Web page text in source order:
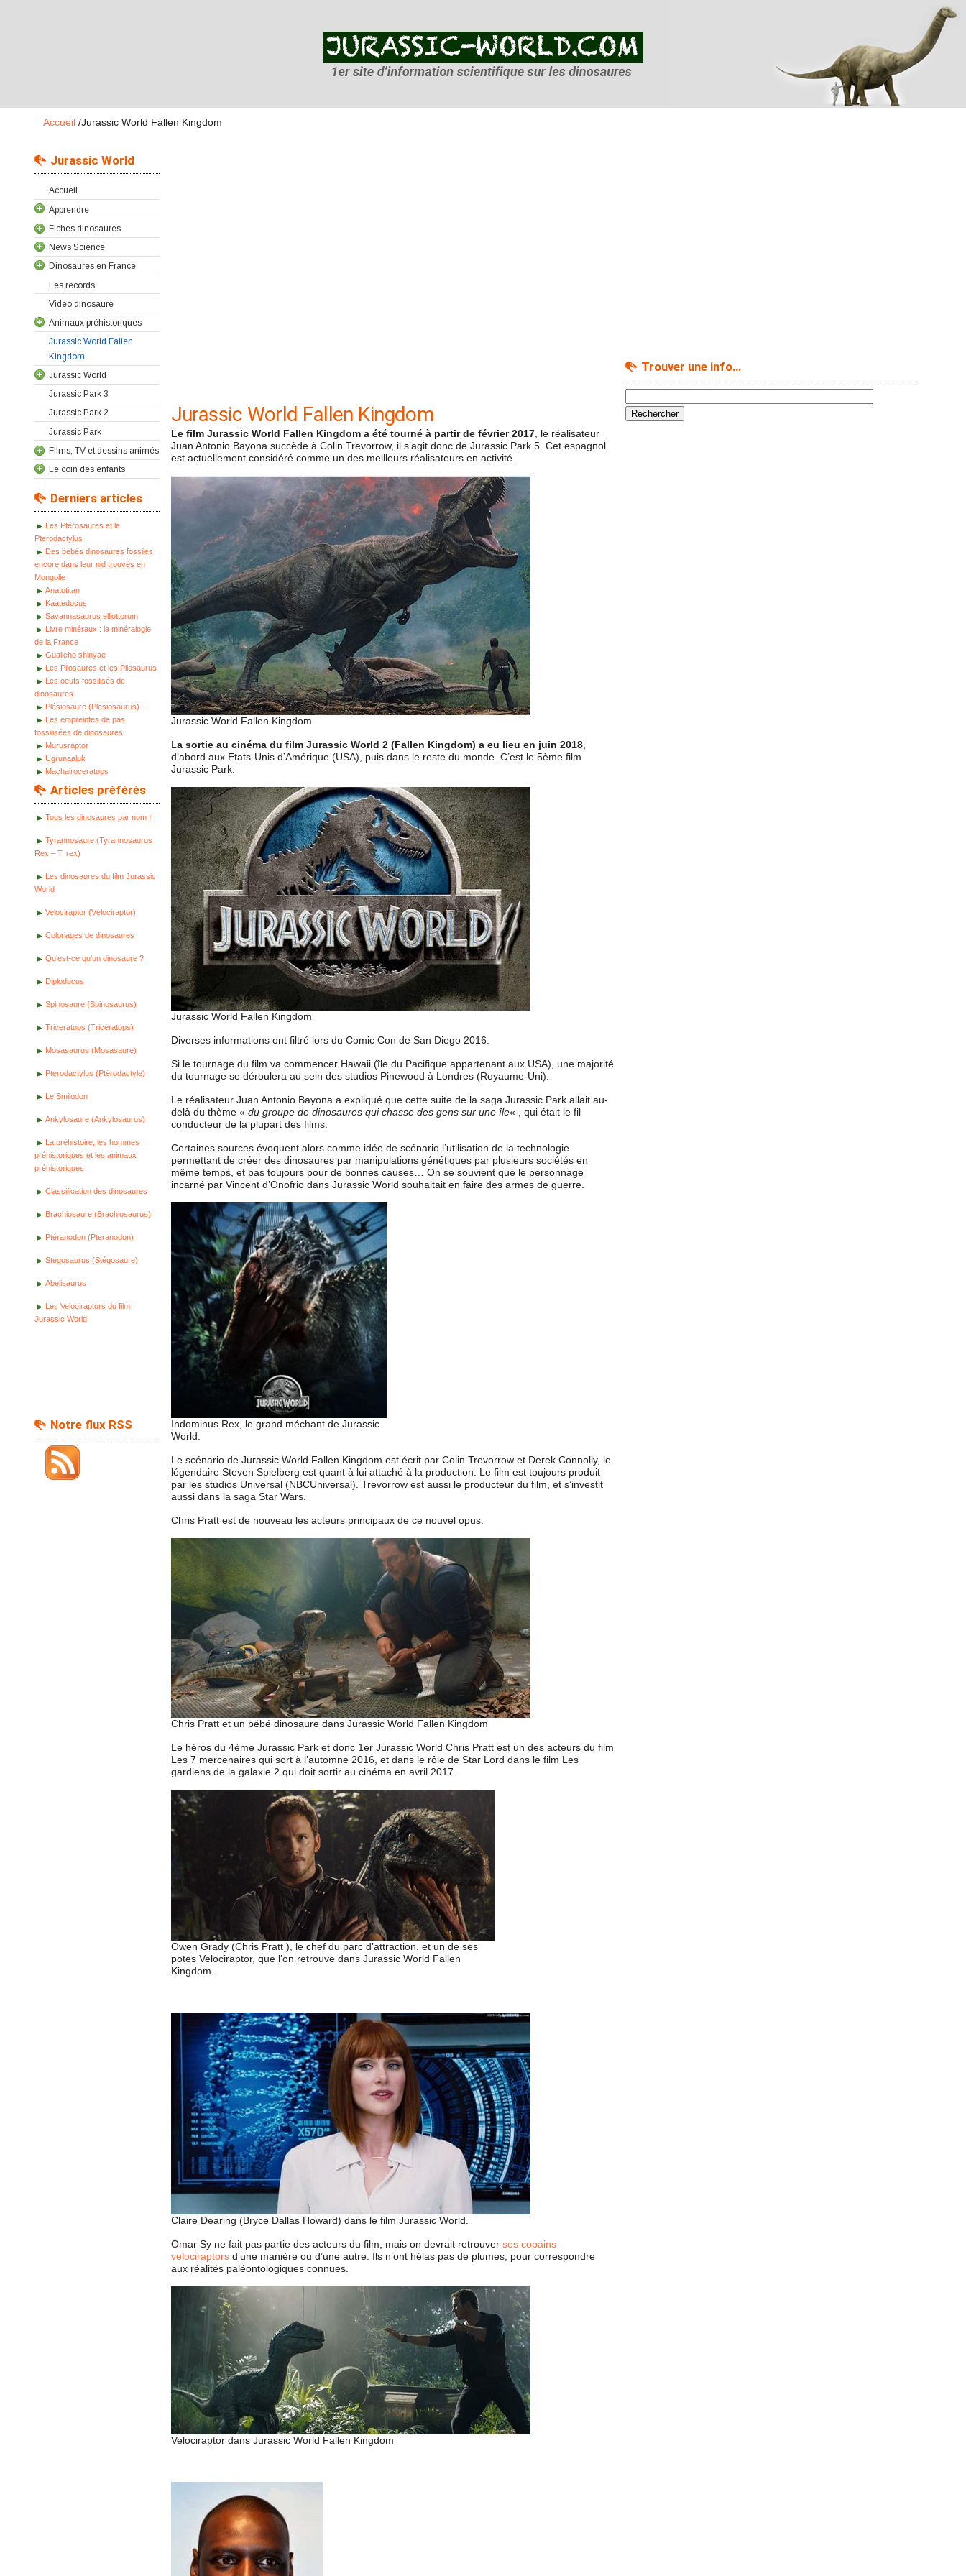
Accueil /Jurassic World Fallen Kingdom
Jurassic World
Accueil
Apprendre
Fiches dinosaures
News Science
Dinosaures en France
Les records
Video dinosaure
Animaux préhistoriques
Jurassic World Fallen
Kingdom
Jurassic World
Jurassic Park 3
Jurassic Park 2
Jurassic Park
Films, TV et dessins animés
Le coin des enfants
Derniers articles
Les Ptérosaures et le
Pterodactylus
Des bébés dinosaures fossiles
encore dans leur nid trouvés en
Mongolie
Anatotitan
Kaatedocus
Savannasaurus elliottorum
Livre minéraux : la minéralogie
de la France
Gualicho shinyae
Les Pliosaures et les Pliosaurus
Les oeufs fossilisés de
dinosaures
Plésiosaure (Plesiosaurus)
Les empreintes de pas
fossilisées de dinosaures
Murusraptor
Ugrunaaluk
Machairoceratops
Articles préférés
Tous les dinosaures par nom !
Tyrannosaure (Tyrannosaurus
Rex – T. rex)
Les dinosaures du film Jurassic
World
Velociraptor (Vélociraptor)
Coloriages de dinosaures
Qu’est-ce qu’un dinosaure ?
Diplodocus
Spinosaure (Spinosaurus)
Triceratops (Tricératops)
Mosasaurus (Mosasaure)
Pterodactylus (Ptérodactyle)
Le Smilodon
Ankylosaure (Ankylosaurus)
La préhistoire, les hommes
préhistoriques et les animaux
préhistoriques
Classification des dinosaures
Brachiosaure (Brachiosaurus)
Ptéranodon (Pteranodon)
Stegosaurus (Stégosaure)
Abelisaurus
Les Velociraptors du film
Jurassic World
Notre flux RSS
Jurassic World Fallen Kingdom
Le film Jurassic World Fallen Kingdom a été tourné à partir de février 2017, le réalisateur
Juan Antonio Bayona succède à Colin Trevorrow, il s’agit donc de Jurassic Park 5. Cet espagnol
est actuellement considéré comme un des meilleurs réalisateurs en activité.
Jurassic World Fallen Kingdom
L a sortie au cinéma du film Jurassic World 2 (Fallen Kingdom) a eu lieu en juin 2018,
d’abord aux Etats-Unis d’Amérique (USA), puis dans le reste du monde. C’est le 5ème film
Jurassic Park.
Jurassic World Fallen Kingdom
Diverses informations ont filtré lors du Comic Con de San Diego 2016.
Si le tournage du film va commencer Hawaii (île du Pacifique appartenant aux USA), une majorité
du tournage se déroulera au sein des studios Pinewood à Londres (Royaume-Uni).
Le réalisateur Juan Antonio Bayona a expliqué que cette suite de la saga Jurassic Park allait au-
delà du thème « du groupe de dinosaures qui chasse des gens sur une île« , qui était le fil
conducteur de la plupart des films.
Certaines sources évoquent alors comme idée de scénario l’utilisation de la technologie
permettant de créer des dinosaures par manipulations génétiques par plusieurs sociétés en
même temps, et pas toujours pour de bonnes causes… On se souvient que le personnage
incarné par Vincent d’Onofrio dans Jurassic World souhaitait en faire des armes de guerre.
Indominus Rex, le grand méchant de Jurassic
World.
Le scénario de Jurassic World Fallen Kingdom est écrit par Colin Trevorrow et Derek Connolly, le
légendaire Steven Spielberg est quant à lui attaché à la production. Le film est toujours produit
par les studios Universal (NBCUniversal). Trevorrow est aussi le producteur du film, et s’investit
aussi dans la saga Star Wars.
Chris Pratt est de nouveau les acteurs principaux de ce nouvel opus.
Chris Pratt et un bébé dinosaure dans Jurassic World Fallen Kingdom
Le héros du 4ème Jurassic Park et donc 1er Jurassic World Chris Pratt est un des acteurs du film
Les 7 mercenaires qui sort à l’automne 2016, et dans le rôle de Star Lord dans le film Les
gardiens de la galaxie 2 qui doit sortir au cinéma en avril 2017.
Owen Grady (Chris Pratt ), le chef du parc d’attraction, et un de ses
potes Velociraptor, que l’on retrouve dans Jurassic World Fallen
Kingdom.
Claire Dearing (Bryce Dallas Howard) dans le film Jurassic World.
Omar Sy ne fait pas partie des acteurs du film, mais on devrait retrouver ses copains
velociraptorsd’une manière ou d’une autre. Ils n’ont hélas pas de plumes, pour correspondre
aux réalités paléontologiques connues.
Velociraptor dans Jurassic World Fallen Kingdom
Trouver une info…